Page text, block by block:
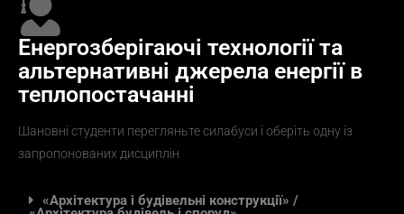
Енергозберігаючі технології та
альтернативні джерела енергії в
теплопостачанні
Шановні студенти перегляньте силабуси і оберіть одну із
запропонованих дисциплін
«Архітектура і будівельні конструкції» /